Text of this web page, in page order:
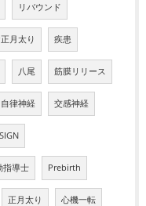
リバウンド
月太り 疾患
八尾 筋膜リリース
自律神経 交感神経
指導士 Prebirth
正月太り 心機一転